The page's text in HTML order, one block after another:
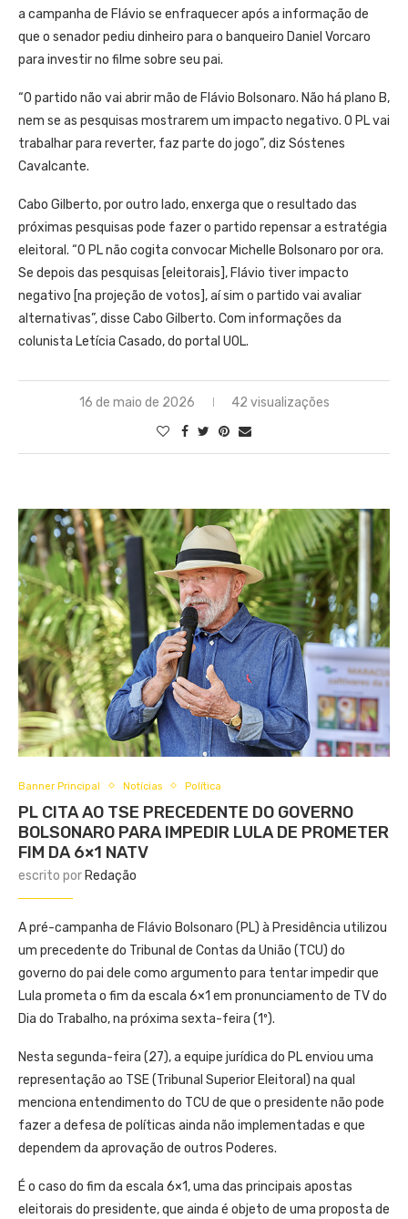
a campanha de Flávio se enfraquecer após a informação de
que o senador pediu dinheiro para o banqueiro Daniel Vorcaro
para investir no filme sobre seu pai.
“O partido não vai abrir mão de Flávio Bolsonaro. Não há plano B,
nem se as pesquisas mostrarem um impacto negativo. O PL vai
trabalhar para reverter, faz parte do jogo”, diz Sóstenes
Cavalcante.
Cabo Gilberto, por outro lado, enxerga que o resultado das
próximas pesquisas pode fazer o partido repensar a estratégia
eleitoral. “O PL não cogita convocar Michelle Bolsonaro por ora.
Se depois das pesquisas [eleitorais], Flávio tiver impacto
negativo [na projeção de votos], aí sim o partido vai avaliar
alternativas”, disse Cabo Gilberto. Com informações da
colunista Letícia Casado, do portal UOL.
16 de maio de 2026 42 visualizações
Banner Principal Notícias Política
PL CITA AO TSE PRECEDENTE DO GOVERNO
BOLSONARO PARA IMPEDIR LULA DE PROMETER
FIM DA 6×1 NATV
escrito por Redação
A pré-campanha de Flávio Bolsonaro (PL) à Presidência utilizou
um precedente do Tribunal de Contas da União (TCU) do
governo do pai dele como argumento para tentar impedir que
Lula prometa o fim da escala 6×1 em pronunciamento de TV do
Dia do Trabalho, na próxima sexta-feira (1º).
Nesta segunda-feira (27), a equipe jurídica do PL enviou uma
representação ao TSE (Tribunal Superior Eleitoral) na qual
menciona entendimento do TCU de que o presidente não pode
fazer a defesa de políticas ainda não implementadas e que
dependem da aprovação de outros Poderes.
É o caso do fim da escala 6×1, uma das principais apostas
eleitorais do presidente, que ainda é objeto de uma proposta de